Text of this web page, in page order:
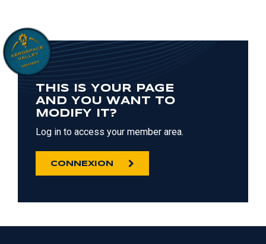
THIS IS YOUR PAGE
AND YOU WANT TO
MODIFY IT?
Log in to access your member area.
CONNEXION